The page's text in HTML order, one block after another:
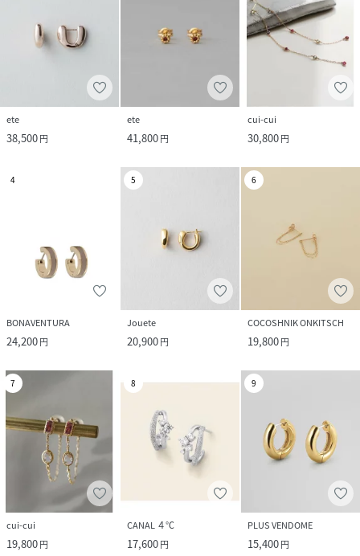
ete
38,500円
ete
41,800円
cui-cui
30,800円
4
BONAVENTURA
24,200円
5
Jouete
20,900円
6
COCOSHNIK ONKITSCH
19,800円
7
cui-cui
19,800円
8
CANAL ４℃
17,600円
9
PLUS VENDOME
15,400円